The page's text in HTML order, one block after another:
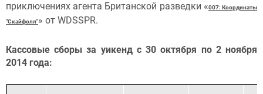
приключениях агента Британской разведки «007: Координаты
"Скайфолл"» от WDSSPR.
Кассовые сборы за уикенд с 30 октября по 2 ноября
2014 года: